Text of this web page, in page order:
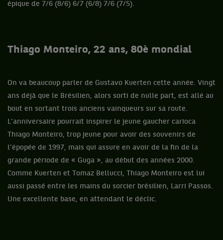
épique de 7/6 (8/6) 6/7 (6/8) 7/6 (7/5).
Thiago Monteiro, 22 ans, 80è mondial
On va beaucoup parler de Gustavo Kuerten cette année. Vingt
ans déjà que le Brésilien, alors sorti de nulle part, est allé au
bout en sortant trois anciens vainqueurs sur sa route.
L’anniversaire pourrait inspirer le jeune gaucher carioca
Thiago Monteiro, trop jeune pour avoir des souvenirs de
l’épopée de 1997, mais qui assure en avoir de la fin de la
grande période de « Guga », au début des années 2000.
Comme Kuerten et Tomaz Bellucci, Thiago Monteiro est lui
aussi passé entre les mains du sorcier brésilien, Larri Passos.
Une excellente base, en attendant le déclic.